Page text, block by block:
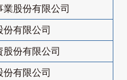
股份有限公司
有限公司
股份有限公司
份有限公司